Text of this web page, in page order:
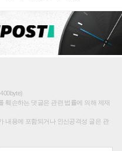
훼손하는 댓글은 관련 법률에 의해 제재
내용에 포함되거나 인신공격성 글은 관